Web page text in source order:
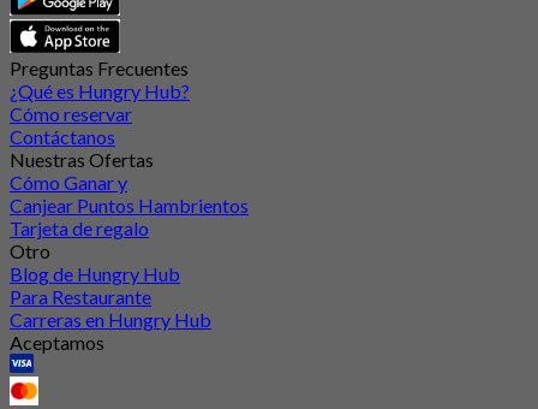
Preguntas Frecuentes
¿Qué es Hungry Hub?
Cómo reservar
Contáctanos
Nuestras Ofertas
Cómo Ganar y
Canjear Puntos Hambrientos
Tarjeta de regalo
Otro
Blog de Hungry Hub
Para Restaurante
Carreras en Hungry Hub
Aceptamos